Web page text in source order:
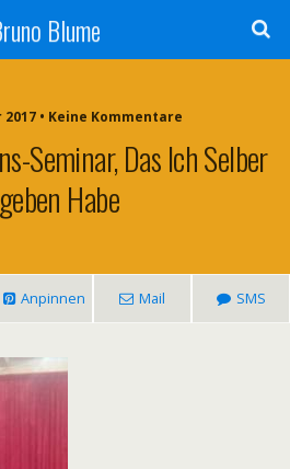
Blume
2017 • Keine Kommentare
Seminar, Das Ich Selber
Habe
Anpinnen Mail SMS